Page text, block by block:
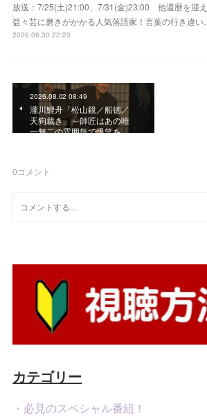
放送：7/25(土)21:00、7/31(金)23:00 他還暦を迎え
益々芸に磨きがかかる人気落語家！言葉の行き違い…
2026.06.30 22:23
2026.08.02 08:49
瀧川鯉舟「松山鏡／船徳／
天狗裁き」～師匠はあの唯
一無二の雰囲気で爆笑を…
0コメント
カテゴリー
・必見のスペシャル番組！